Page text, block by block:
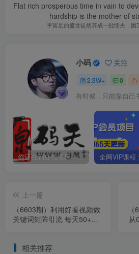
Flat rich prosperous time in vain to
hardship is the mother of
平富足的盛世徒然养成一批懦夫，困
小码 关注
2.3W+ 0
有时候，只能靠自己
你还在到处找项目？还在当韭菜？我靠卖项目一个月收入5万+，曾经我也是个失败者。
上一篇
（6603期）利用好看视频做
关键词矩阵引流 每天50+精
从
相关推荐